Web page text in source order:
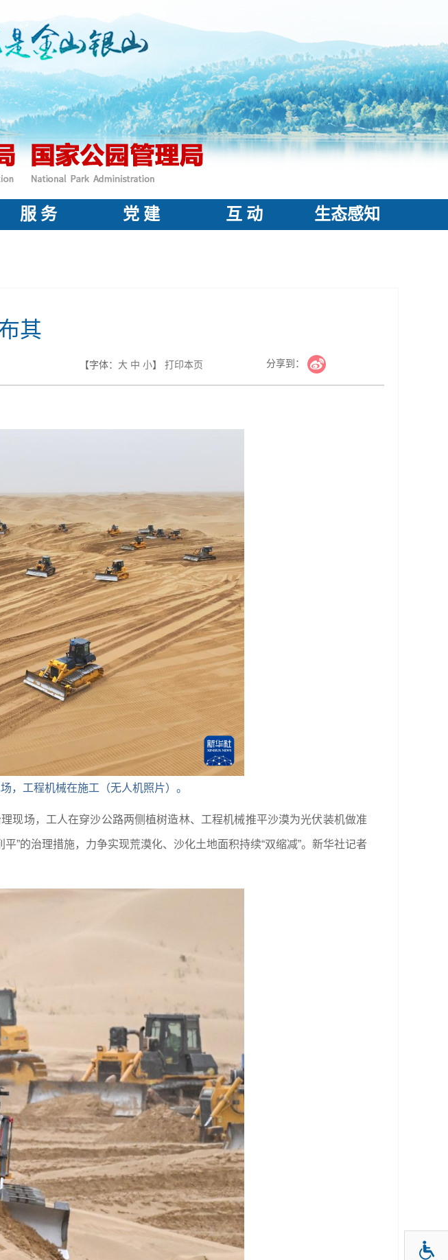
服 务 党 建 互 动 生态感知
其
【字体： 大 中 小】 打印本页 分享到：
，工程机械在施工（无人机照片）。
现场，工人在穿沙公路两侧植树造林、工程机械推平沙漠为光伏装机做准
”的治理措施，力争实现荒漠化、沙化土地面积持续“双缩减”。 新华社记者